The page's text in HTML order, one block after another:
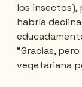
los
habría
"Gracias,
vegetariana